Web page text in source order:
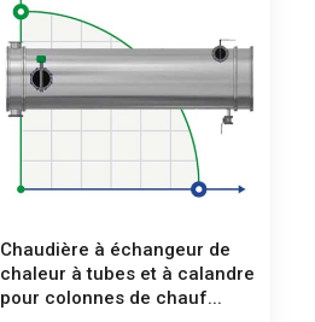
Chaudière à échangeur de
chaleur à tubes et à calandre
pour colonnes de chauf...